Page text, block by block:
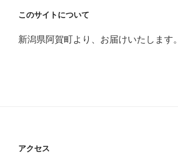
このサイトについて
新潟県阿賀町より、お届けいたします。
アクセス